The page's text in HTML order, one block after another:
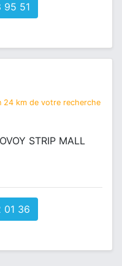
95 51
24 km de votre recherche
STRIP MALL
01 36